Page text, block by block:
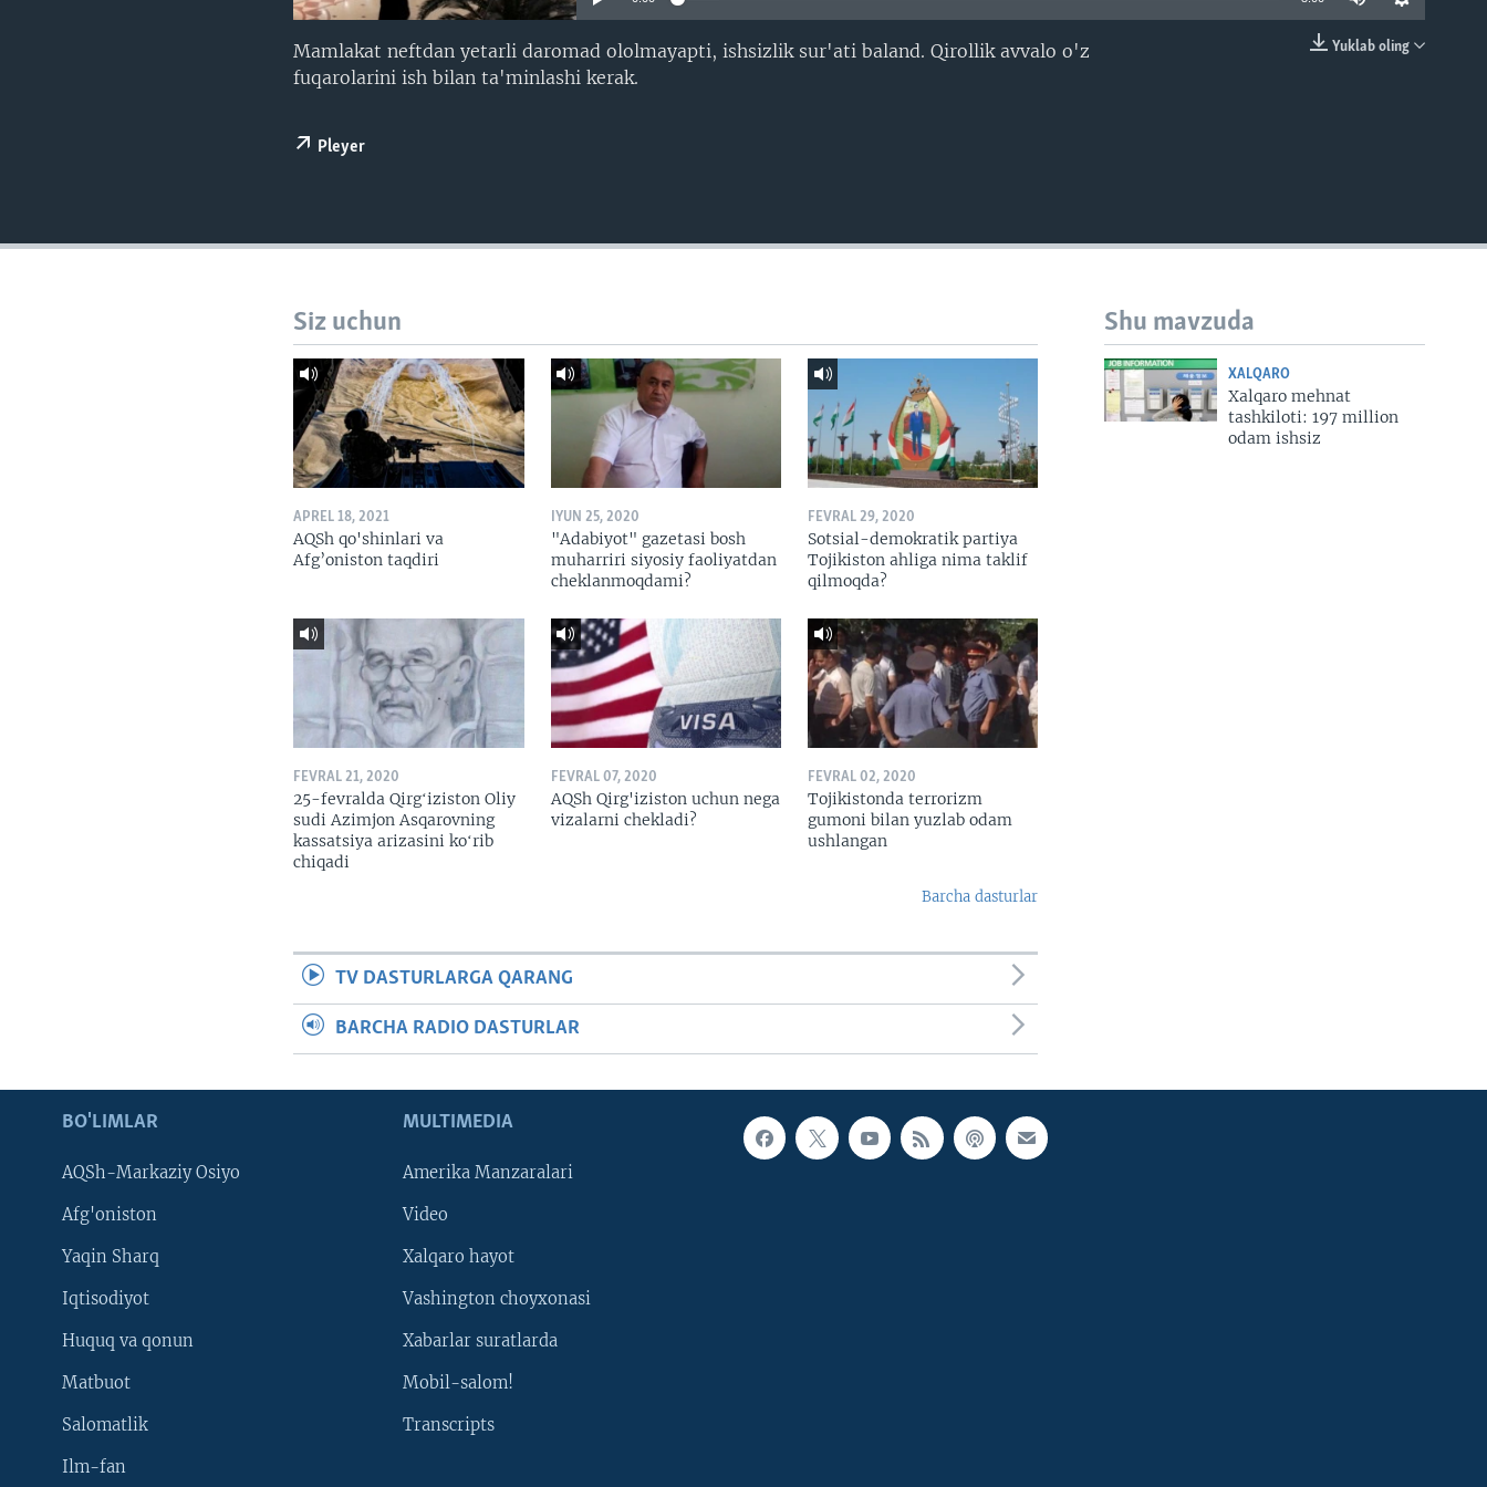
Yuklab oling
Mamlakat neftdan yetarli daromad ololmayapti, ishsizlik sur'ati baland. Qirollik avvalo o'z
fuqarolarini ish bilan ta'minlashi kerak.
Pleyer
Shu mavzuda
XALQARO
Xalqaro mehnat
tashkiloti: 197 million
odam ishsiz
Siz uchun
APREL 18, 2021
AQSh qo'shinlari va
Afg’oniston taqdiri
IYUN 25, 2020
"Adabiyot" gazetasi bosh
muharriri siyosiy faoliyatdan
cheklanmoqdami?
FEVRAL 29, 2020
Sotsial-demokratik partiya
Tojikiston ahliga nima taklif
qilmoqda?
FEVRAL 21, 2020
25-fevralda Qirgʻiziston Oliy
sudi Azimjon Asqarovning
kassatsiya arizasini koʻrib
chiqadi
FEVRAL 07, 2020
AQSh Qirg'iziston uchun nega
vizalarni chekladi?
FEVRAL 02, 2020
Tojikistonda terrorizm
gumoni bilan yuzlab odam
ushlangan
Barcha dasturlar
TV DASTURLARGA QARANG
BARCHA RADIO DASTURLAR
BO'LIMLAR
AQSh-Markaziy Osiyo
Afg'oniston
Yaqin Sharq
Iqtisodiyot
Huquq va qonun
Matbuot
Salomatlik
Ilm-fan
MULTIMEDIA
Amerika Manzaralari
Video
Xalqaro hayot
Vashington choyxonasi
Xabarlar suratlarda
Mobil-salom!
Transcripts